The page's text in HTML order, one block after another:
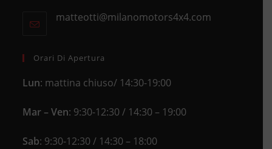
your
matteotti@milanomotors4x4.comOpens
Orari Di Apertura
Lun: mattina chiuso/ 14:30-19:00
Mar – Ven: 9:30-12:30 / 14:30 – 19:00
Sab: 9:30-12:30 / 14:30 – 18:00